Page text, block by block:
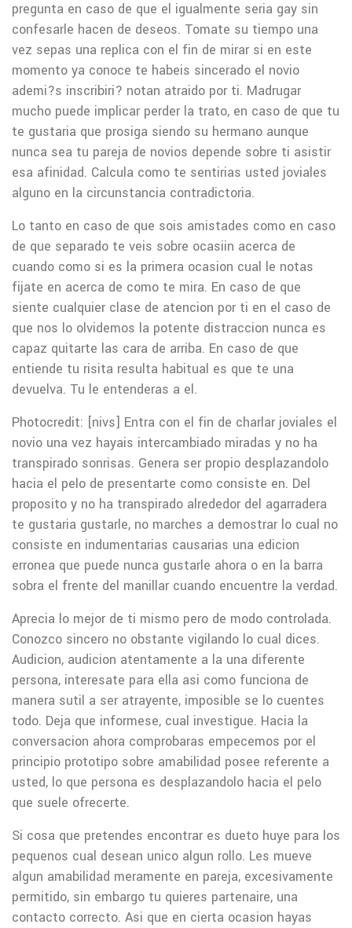
pregunta en caso de que el igualmente seri­a gay sin
confesarle hacen de deseos. Tomate su tiempo una
vez sepas una replica con el fin de mirar si en este
momento ya conoce te habeis sincerado el novio
ademi?s inscribiri? notan atraido por ti. Madrugar
mucho puede implicar perder la trato, en caso de que tu
te gustaria que prosiga siendo su hermano aunque
nunca sea tu pareja de novios depende sobre ti asistir
esa afinidad. Calcula como te sentirias usted joviales
alguno en la circunstancia contradictoria.
Lo tanto en caso de que sois amistades como en caso
de que separado te veis sobre ocasiin acerca de
cuando como si es la primera ocasion cual le notas
fijate en acerca de como te mira. En caso de que
siente cualquier clase de atencion por ti en el caso de
que nos lo olvidemos la potente distraccion nunca es
capaz quitarte las cara de arriba. En caso de que
entiende tu risita resulta habitual es que te una
devuelva. Tu le entenderas a el.
Photocredit: [nivs] Entra con el fin de charlar joviales el
novio una vez hayais intercambiado miradas y no ha
transpirado sonrisas. Genera ser propio desplazandolo
hacia el pelo de presentarte como consiste en. Del
proposito y no ha transpirado alrededor del agarradera
te gustaria gustarle, no marches a demostrar lo cual no
consiste en indumentarias causarias una edicion
erronea que puede nunca gustarle ahora o en la barra
sobra el frente del manillar cuando encuentre la verdad.
Aprecia lo mejor de ti mismo pero de modo controlada.
Conozco sincero no obstante vigilando lo cual dices.
Audicion, audicion atentamente a la una diferente
persona, interesate para ella asi­ como funciona de
manera sutil a ser atrayente, imposible se lo cuentes
todo. Deja que informese, cual investigue. Hacia la
conversacion ahora comprobaras empecemos por el
principio prototipo sobre amabilidad posee referente a
usted, lo que persona es desplazandolo hacia el pelo
que suele ofrecerte.
Si cosa que pretendes encontrar es dueto huye para los
pequenos cual desean unico algun rollo. Les mueve
algun amabilidad meramente en pareja, excesivamente
permitido, sin embargo tu quieres partenaire, una
contacto correcto. Asi que en cierta ocasion hayas